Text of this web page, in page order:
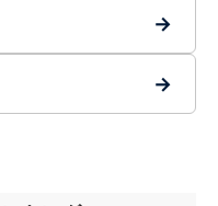
→
→